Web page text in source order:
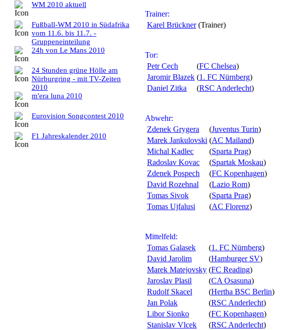
WM 2010 aktuell
Fußball-WM 2010 in Südafrika
vom 11.6. bis 11.7. -
Gruppeneinteilung
24h von Le Mans 2010
24 Stunden grüne Hölle am
Nürburgring - mit TV-Zeiten
2010
m'era luna 2010
Eurovision Songcontest 2010
F1 Jahreskalender 2010
Trainer:
Karel Brückner (Trainer)
Tor:
Petr Cech
(FC Chelsea)
Jaromir Blazek (1. FC Nürnberg)
Daniel Zitka
(RSC Anderlecht)
Abwehr:
Zdenek Grygera
(Juventus Turin)
Marek Jankulovski (AC Mailand)
Michal Kadlec
(Sparta Prag)
Radoslav Kovac
(Spartak Moskau)
Zdenek Pospech
(FC Kopenhagen)
David Rozehnal
(Lazio Rom)
Tomas Sivok
(Sparta Prag)
Tomas Ujfalusi
(AC Florenz)
Mittelfeld:
Tomas Galasek
(1. FC Nürnberg)
David Jarolim
(Hamburger SV)
Marek Matejovsky (FC Reading)
Jaroslav Plasil
(CA Osasuna)
Rudolf Skacel
(Hertha BSC Berlin)
Jan Polak
(RSC Anderlecht)
Libor Sionko
(FC Kopenhagen)
Stanislav Vlcek
(RSC Anderlecht)